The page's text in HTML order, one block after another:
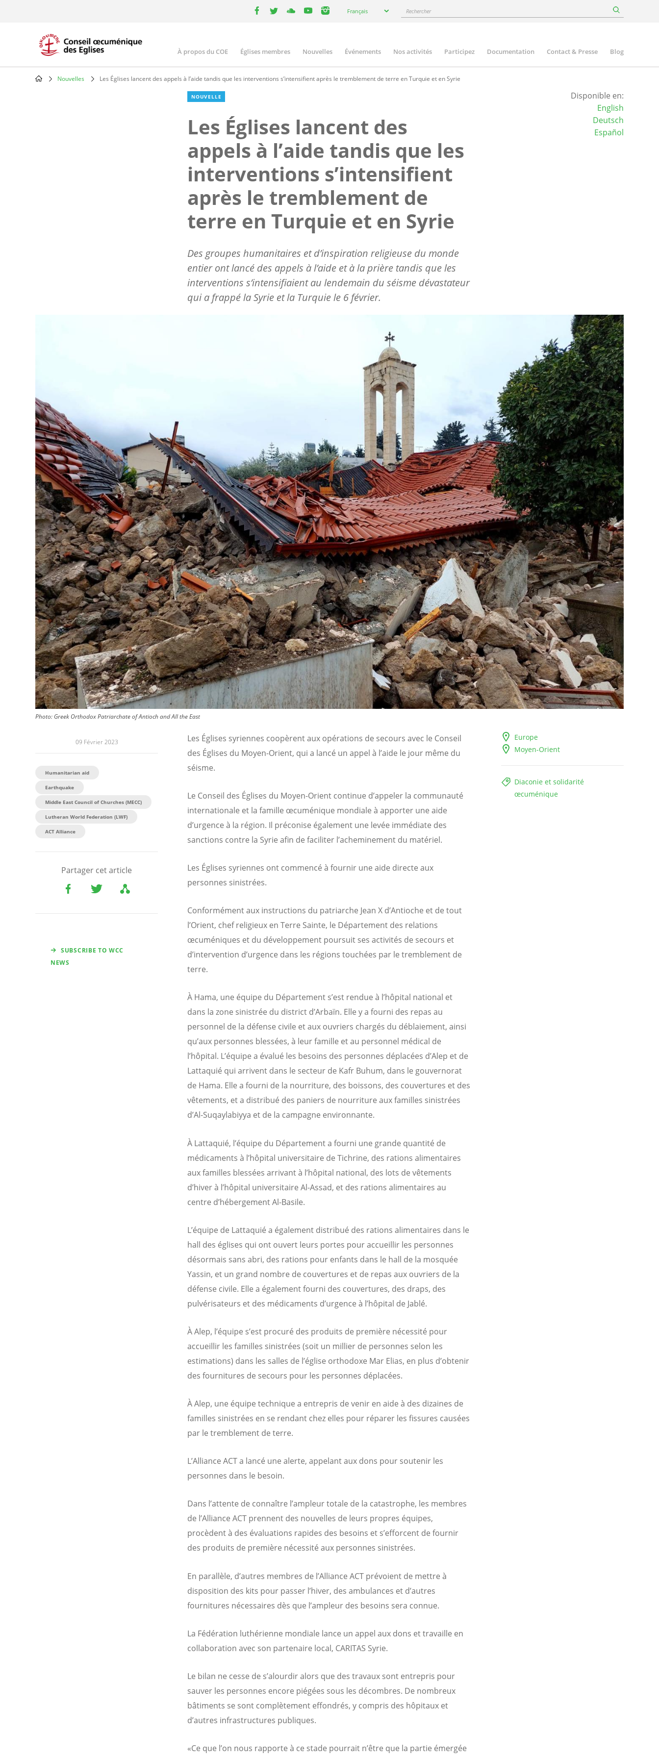
your
Français Rechercher
Main
navigation
À propos du COE Églises membres Nouvelles Événements Nos activités Participez Documentation Contact & Presse Blog
Nouvelles Les Églises lancent des appels à l’aide tandis que les interventions s’intensifient après le tremblement de terre en Turquie et en Syrie
NOUVELLE
Les Églises lancent des
appels à l’aide tandis que les
interventions s’intensifient
après le tremblement de
terre en Turquie et en Syrie
Des groupes humanitaires et d’inspiration religieuse du monde
entier ont lancé des appels à l’aide et à la prière tandis que les
interventions s’intensifiaient au lendemain du séisme dévastateur
qui a frappé la Syrie et la Turquie le 6 février.
Disponible en:
English
Deutsch
Español
Photo: Greek Orthodox Patriarchate of Antioch and All the East
09 Février 2023
Humanitarian aid
Earthquake
Middle East Council of Churches (MECC)
Lutheran World Federation (LWF)
ACT Alliance
Partager cet article
SUBSCRIBE TO WCC
NEWS
Europe
Moyen-Orient
Diaconie et solidarité
œcuménique
Les Églises syriennes coopèrent aux opérations de secours avec le Conseil
des Églises du Moyen-Orient, qui a lancé un appel à l’aide le jour même du
séisme.
Le Conseil des Églises du Moyen-Orient continue d’appeler la communauté
internationale et la famille œcuménique mondiale à apporter une aide
d’urgence à la région. Il préconise également une levée immédiate des
sanctions contre la Syrie afin de faciliter l’acheminement du matériel.
Les Églises syriennes ont commencé à fournir une aide directe aux
personnes sinistrées.
Conformément aux instructions du patriarche Jean X d’Antioche et de tout
l’Orient, chef religieux en Terre Sainte, le Département des relations
œcuméniques et du développement poursuit ses activités de secours et
d’intervention d’urgence dans les régions touchées par le tremblement de
terre.
À Hama, une équipe du Département s’est rendue à l’hôpital national et
dans la zone sinistrée du district d’Arbaïn. Elle y a fourni des repas au
personnel de la défense civile et aux ouvriers chargés du déblaiement, ainsi
qu’aux personnes blessées, à leur famille et au personnel médical de
l’hôpital. L’équipe a évalué les besoins des personnes déplacées d’Alep et de
Lattaquié qui arrivent dans le secteur de Kafr Buhum, dans le gouvernorat
de Hama. Elle a fourni de la nourriture, des boissons, des couvertures et des
vêtements, et a distribué des paniers de nourriture aux familles sinistrées
d’Al-Suqaylabiyya et de la campagne environnante.
À Lattaquié, l’équipe du Département a fourni une grande quantité de
médicaments à l’hôpital universitaire de Tichrine, des rations alimentaires
aux familles blessées arrivant à l’hôpital national, des lots de vêtements
d’hiver à l’hôpital universitaire Al-Assad, et des rations alimentaires au
centre d’hébergement Al-Basile.
L’équipe de Lattaquié a également distribué des rations alimentaires dans le
hall des églises qui ont ouvert leurs portes pour accueillir les personnes
désormais sans abri, des rations pour enfants dans le hall de la mosquée
Yassin, et un grand nombre de couvertures et de repas aux ouvriers de la
défense civile. Elle a également fourni des couvertures, des draps, des
pulvérisateurs et des médicaments d’urgence à l’hôpital de Jablé.
À Alep, l’équipe s’est procuré des produits de première nécessité pour
accueillir les familles sinistrées (soit un millier de personnes selon les
estimations) dans les salles de l’église orthodoxe Mar Elias, en plus d’obtenir
des fournitures de secours pour les personnes déplacées.
À Alep, une équipe technique a entrepris de venir en aide à des dizaines de
familles sinistrées en se rendant chez elles pour réparer les fissures causées
par le tremblement de terre.
L’Alliance ACT a lancé une alerte, appelant aux dons pour soutenir les
personnes dans le besoin.
Dans l’attente de connaître l’ampleur totale de la catastrophe, les membres
de l’Alliance ACT prennent des nouvelles de leurs propres équipes,
procèdent à des évaluations rapides des besoins et s’efforcent de fournir
des produits de première nécessité aux personnes sinistrées.
En parallèle, d’autres membres de l’Alliance ACT prévoient de mettre à
disposition des kits pour passer l’hiver, des ambulances et d’autres
fournitures nécessaires dès que l’ampleur des besoins sera connue.
La Fédération luthérienne mondiale lance un appel aux dons et travaille en
collaboration avec son partenaire local, CARITAS Syrie.
Le bilan ne cesse de s’alourdir alors que des travaux sont entrepris pour
sauver les personnes encore piégées sous les décombres. De nombreux
bâtiments se sont complètement effondrés, y compris des hôpitaux et
d’autres infrastructures publiques.
«Ce que l’on nous rapporte à ce stade pourrait n’être que la partie émergée